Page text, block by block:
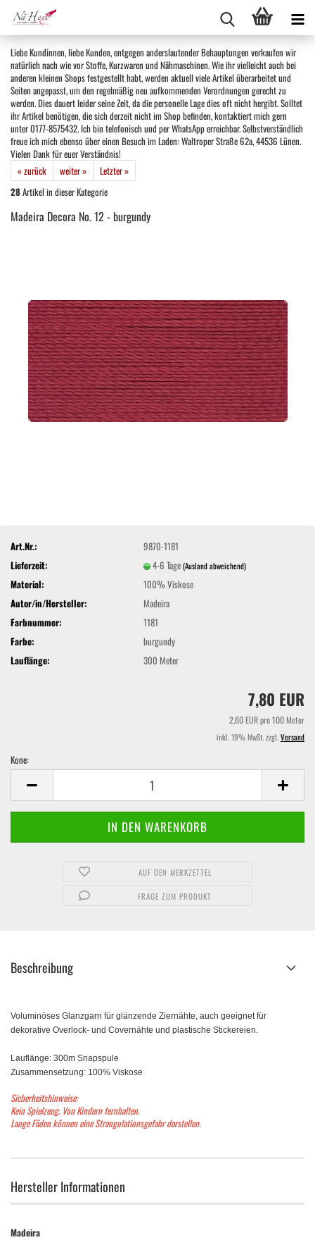
Liebe Kundinnen, liebe Kunden, entgegen anderslautender Behauptungen verkaufen wir
natürlich nach wie vor Stoffe, Kurzwaren und Nähmaschinen. Wie ihr vielleicht auch bei
anderen kleinen Shops festgestellt habt, werden aktuell viele Artikel überarbeitet und
Seiten angepasst, um den regelmäßig neu aufkommenden Verordnungen gerecht zu
werden. Dies dauert leider seine Zeit, da die personelle Lage dies oft nicht hergibt. Solltet
ihr Artikel benötigen, die sich derzeit nicht im Shop befinden, kontaktiert mich gern
unter 0177-8575432. Ich bin telefonisch und per WhatsApp erreichbar. Selbstverständlich
freue ich mich ebenso über einen Besuch im Laden: Waltroper Straße 62a, 44536 Lünen.
Vielen Dank für euer Verständnis!
« zurück
weiter »
Letzter »
28Artikel in dieser Kategorie
Madeira Decora No. 12 - burgundy
Art.Nr.:
9870-1181
Lieferzeit:
4-6 Tage(Ausland abweichend)
Material:
100% Viskose
Autor/in/Hersteller:
Madeira
Farbnummer:
1181
Farbe:
burgundy
Lauflänge:
300 Meter
7,80 EUR
2,60 EUR pro 100 Meter
inkl. 19% MwSt. zzgl.Versand
Kone:
AUF DEN MERKZETTEL
FRAGE ZUM PRODUKT
Beschreibung
Voluminöses Glanzgarn für glänzende Ziernähte, auch geeignet für
dekorative Overlock- und Covernähte und plastische Stickereien.
Lauflänge: 300m Snapspule
Zusammensetzung: 100% Viskose
Sicherheitshinweise:
Kein Spielzeug. Von Kindern fernhalten.
Lange Fäden können eine Strangulationsgefahr darstellen.
Hersteller Informationen
Madeira